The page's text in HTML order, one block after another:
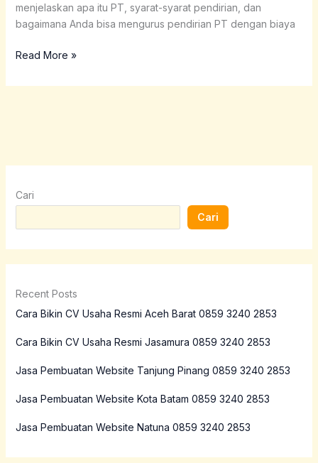
menjelaskan apa itu PT, syarat-syarat pendirian, dan
bagaimana Anda bisa mengurus pendirian PT dengan biaya
Read More »
Cari
Cari
Recent Posts
Cara Bikin CV Usaha Resmi Aceh Barat 0859 3240 2853
Cara Bikin CV Usaha Resmi Jasamura 0859 3240 2853
Jasa Pembuatan Website Tanjung Pinang 0859 3240 2853
Jasa Pembuatan Website Kota Batam 0859 3240 2853
Jasa Pembuatan Website Natuna 0859 3240 2853